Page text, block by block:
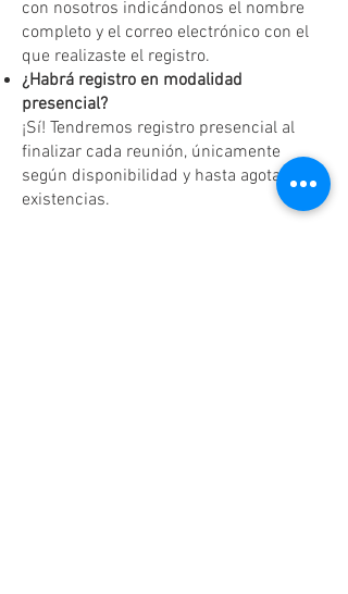
con nosotros indicándonos el nombre
completo y el correo electrónico con el
que realizaste el registro.
¿Habrá registro en modalidad
presencial?
¡Sí! Tendremos registro presencial al
finalizar cada reunión, únicamente
según disponibilidad y hasta agotar
existencias.